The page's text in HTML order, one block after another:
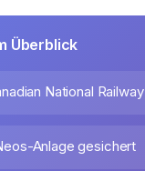
Überblick
National Railway
Anlage gesichert